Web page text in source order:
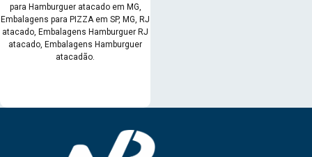
para Hamburguer atacado em MG,
Embalagens para PIZZA em SP, MG, RJ
atacado, Embalagens Hamburguer RJ
atacado, Embalagens Hamburguer
atacadão.